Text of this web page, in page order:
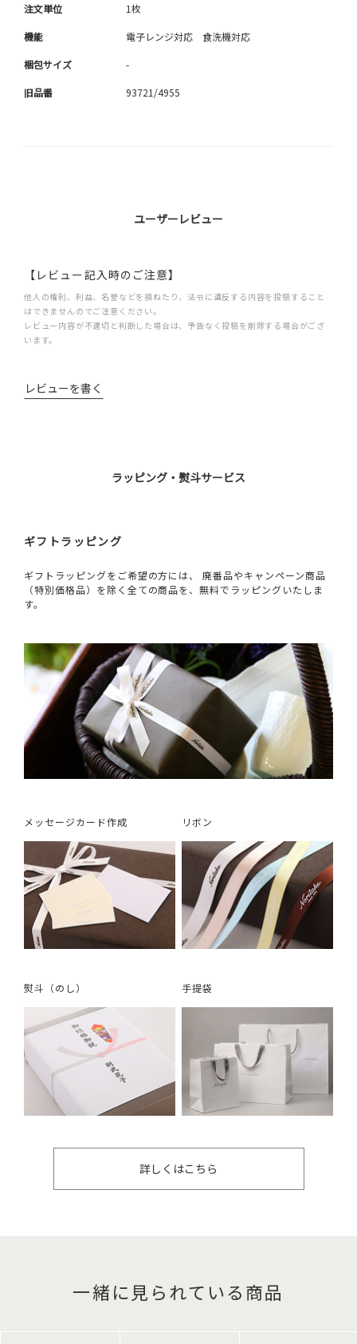
注文単位 1枚
機能 電子レンジ対応 食洗機対応
梱包サイズ -
旧品番 93721/4955
ユーザーレビュー
【レビュー記入時のご注意】
他人の権利、利益、名誉などを損ねたり、法令に違反する内容を投稿すること
はできませんのでご注意ください。
レビュー内容が不適切と判断した場合は、予告なく投稿を削除する場合がござ
います。
レビューを書く
ラッピング・熨斗サービス
ギフトラッピング
ギフトラッピングをご希望の方には、 廃番品やキャンペーン商品
（特別価格品）を除く全ての商品を、無料でラッピングいたしま
す。
メッセージカード作成 リボン
熨斗（のし） 手提袋
詳しくはこちら
一緒に見られている商品